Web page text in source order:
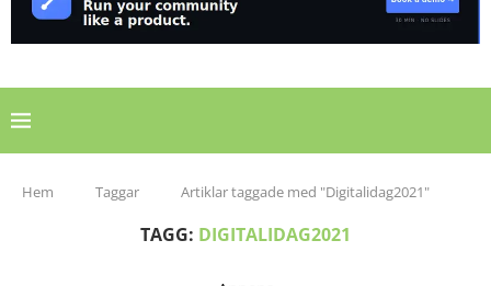
Hem Taggar Artiklar taggade med "Digitalidag2021"
TAGG: DIGITALIDAG2021